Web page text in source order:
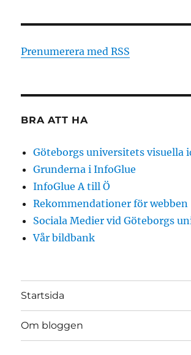
Prenumerera med RSS
BRA ATT HA
Göteborgs universitets visuella
Grunderna i InfoGlue
InfoGlue A till Ö
Rekommendationer för webben
Sociala Medier vid Göteborgs
Vår bildbank
Startsida
Om bloggen